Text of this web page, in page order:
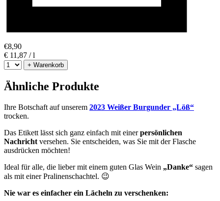
€8,90
€ 11,87 / l
+ Warenkorb
Ähnliche Produkte
Ihre Botschaft auf unserem 2023 Weißer Burgunder „Löß“
trocken.
Das Etikett lässt sich ganz einfach mit einerpersönlichen
Nachricht versehen. Sie entscheiden, was Sie mit der Flasche
ausdrücken möchten!
Ideal für alle, die lieber mit einem guten Glas Wein „Danke“ sagen
als mit einer Pralinenschachtel. 😉
Nie war es einfacher ein Lächeln zu verschenken: